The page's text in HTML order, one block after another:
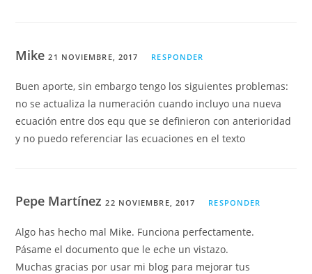
Mike21 NOVIEMBRE, 2017 RESPONDER
Buen aporte, sin embargo tengo los siguientes problemas:
no se actualiza la numeración cuando incluyo una nueva
ecuación entre dos equ que se definieron con anterioridad
y no puedo referenciar las ecuaciones en el texto
Pepe Martínez22 NOVIEMBRE, 2017 RESPONDER
Algo has hecho mal Mike. Funciona perfectamente.
Pásame el documento que le eche un vistazo.
Muchas gracias por usar mi blog para mejorar tus